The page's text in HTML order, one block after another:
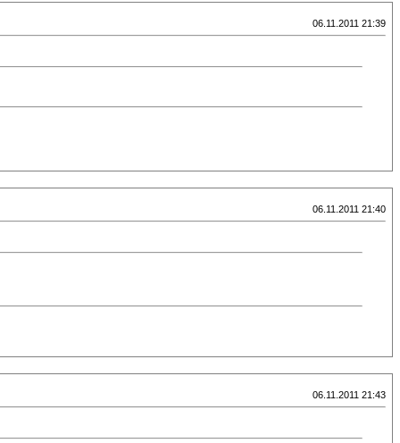
06.11.2011 21:39
06.11.2011 21:40
06.11.2011 21:43